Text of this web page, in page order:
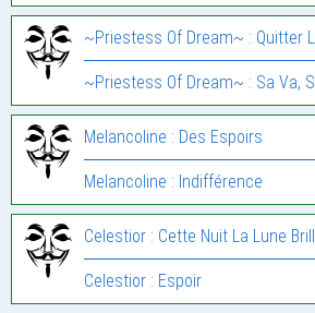
~Priestess Of Dream~ : Quitter
~Priestess Of Dream~ : Sa Va,
Melancoline : Des Espoirs
Melancoline : Indifférence
Celestior : Cette Nuit La Lune
Celestior : Espoir